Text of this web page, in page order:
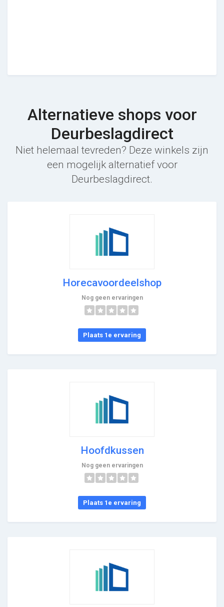
Alternatieve shops voor
Deurbeslagdirect
Niet helemaal tevreden? Deze winkels zijn
een mogelijk alternatief voor
Deurbeslagdirect.
Horecavoordeelshop
Nog geen ervaringen
Plaats 1e ervaring
Hoofdkussen
Nog geen ervaringen
Plaats 1e ervaring